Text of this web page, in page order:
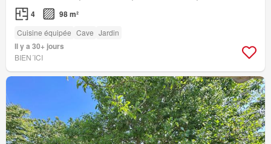
4 98 m²
Cuisine équipée Cave Jardin
Il y a 30+ jours
BIEN´ICI